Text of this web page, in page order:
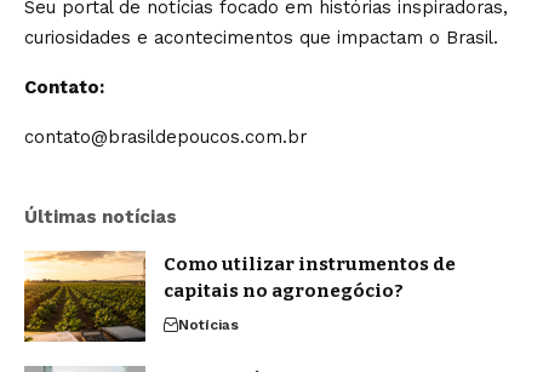
Seu portal de notícias focado em histórias inspiradoras,
curiosidades e acontecimentos que impactam o Brasil.
Contato:
contato@brasildepoucos.com.br
Últimas notícias
Como utilizar instrumentos de
capitais no agronegócio?
Notícias